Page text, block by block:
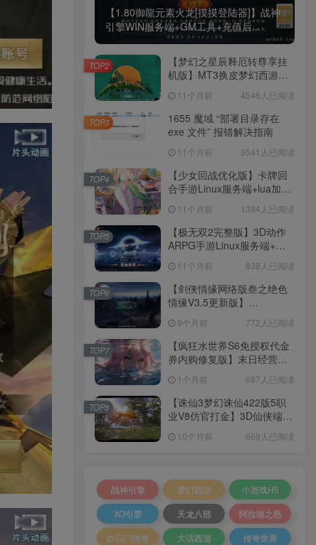
【1.80御龍元素火龙[摸摸登陆器]】战神
引擎WIN服务端+GM工具+充值后...
【梦幻之星辰释厄转尊享挂
机版】MT3换皮梦幻西游
+源码+架设教程
11个月前 4546人已阅读
TOP2
1655 魔域 “部署目录存在
exe 文件” 报错解决指南
11个月前 3541人已阅读
TOP3
【少女回战优化版】卡牌回
合手游Linux服务端+lua加解
权后台+安卓+架设教程
11个月前 1394人已阅读
TOP4
【极无双2完整版】3D动作
ARPG手游Linux服务端+全
+加解密工具+GM授权后台
+安卓+架设教程
11个月前 838人已阅读
TOP5
【剑侠情缘网络版叁之绝色
情缘V3.5更新版】
端+GM指令+PC客户端+架设
教程
9个月前 772人已阅读
TOP6
【疯狂水世界S6免授权代金
券内购修复版】末日经营生
工具+管理后台+CDK授权后
台+安卓+架设教程
1个月前 687人已阅读
TOP7
【诛仙3梦幻诛仙422版5职
业V8仿官打金】3D仙侠端游
工具+PC客户端+架设教程
10个月前 669人已阅读
TOP8
战神引擎 梦幻西游
小游戏H5
XO引擎
天龙八部
阿拉德之怒
白日门传奇
大话西游
传奇世界